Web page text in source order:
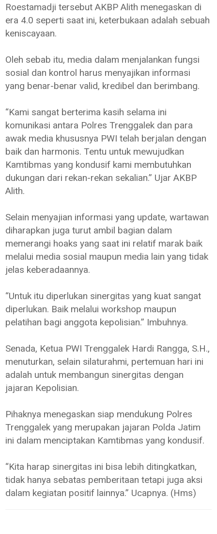
Roestamadji tersebut AKBP Alith menegaskan di
era 4.0 seperti saat ini, keterbukaan adalah sebuah
keniscayaan.
Oleh sebab itu, media dalam menjalankan fungsi
sosial dan kontrol harus menyajikan informasi
yang benar-benar valid, kredibel dan berimbang.
“Kami sangat berterima kasih selama ini
komunikasi antara Polres Trenggalek dan para
awak media khususnya PWI telah berjalan dengan
baik dan harmonis. Tentu untuk mewujudkan
Kamtibmas yang kondusif kami membutuhkan
dukungan dari rekan-rekan sekalian.” Ujar AKBP
Alith.
Selain menyajian informasi yang update, wartawan
diharapkan juga turut ambil bagian dalam
memerangi hoaks yang saat ini relatif marak baik
melalui media sosial maupun media lain yang tidak
jelas keberadaannya.
“Untuk itu diperlukan sinergitas yang kuat sangat
diperlukan. Baik melalui workshop maupun
pelatihan bagi anggota kepolisian.” Imbuhnya.
Senada, Ketua PWI Trenggalek Hardi Rangga, S.H.,
menuturkan, selain silaturahmi, pertemuan hari ini
adalah untuk membangun sinergitas dengan
jajaran Kepolisian.
Pihaknya menegaskan siap mendukung Polres
Trenggalek yang merupakan jajaran Polda Jatim
ini dalam menciptakan Kamtibmas yang kondusif.
“Kita harap sinergitas ini bisa lebih ditingkatkan,
tidak hanya sebatas pemberitaan tetapi juga aksi
dalam kegiatan positif lainnya.” Ucapnya. (Hms)